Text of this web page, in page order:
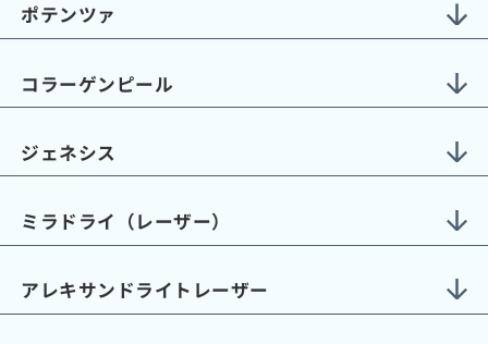
ポテンツァ
コラーゲンピール
ジェネシス
ミラドライ（レーザー）
アレキサンドライトレーザー